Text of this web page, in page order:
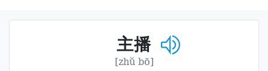
主播
[zhǔ bō]